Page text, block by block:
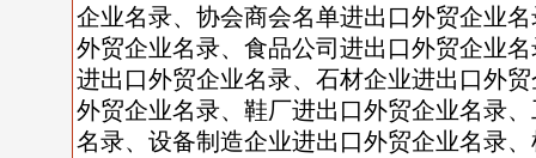
企业名录、协会商会名单进出口外贸企业
外贸企业名录、食品公司进出口外贸企业
进出口外贸企业名录、石材企业进出口外
外贸企业名录、鞋厂进出口外贸企业名录
名录、设备制造企业进出口外贸企业名录